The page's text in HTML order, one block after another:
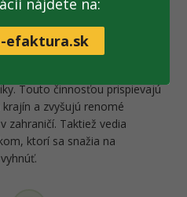
cezhraničnej spolupráce s
krajín EÚ, keďže
nie sú limitované
Touto činnosťou prispievajú
a zvyšujú renomé
zahraničí. Taktiež vedia
ktorí sa snažia na
nájdete na:
efaktura.sk